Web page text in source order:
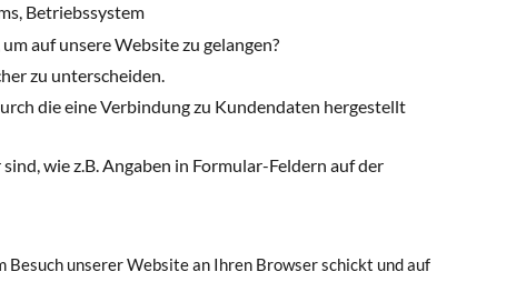
Betriebssystem
auf unsere Website zu gelangen?
zu unterscheiden.
die eine Verbindung zu Kundendaten hergestellt
wie z.B. Angaben in Formular-Feldern auf der
unserer Website an Ihren Browser schickt und auf